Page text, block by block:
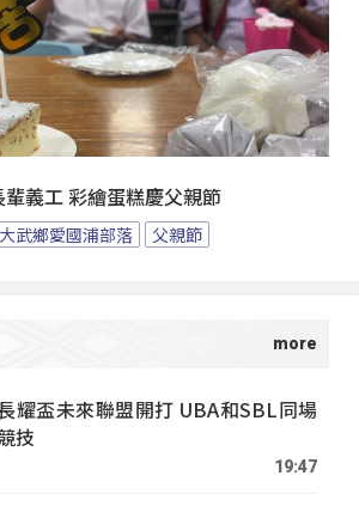
義工 彩繪蛋糕慶父親節
大武鄉愛國浦部落 父親節
耀盃未來聯盟開打 UBA和SBL同場
技
19:47